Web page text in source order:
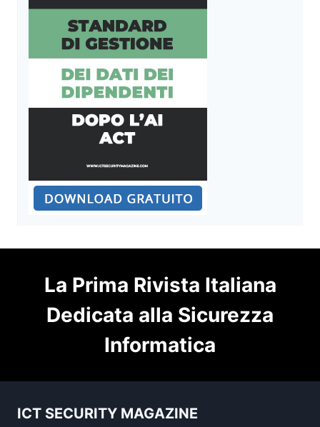
La Prima Rivista Italiana
Dedicata alla Sicurezza
Informatica
ICT SECURITY MAGAZINE